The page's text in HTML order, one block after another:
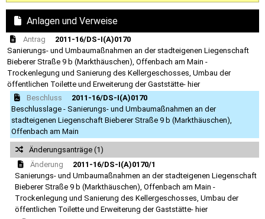
Anlagen und Verweise
Antrag
2011-16/DS-I(A)0170
Sanierungs- und Umbaumaßnahmen an der stadteigenen Liegenschaft
Bieberer Straße 9 b (Markthäuschen), Offenbach am Main -
Trockenlegung und Sanierung des Kellergeschosses, Umbau der
öffentlichen Toilette und Erweiterung der Gaststätte- hier
Beschluss
2011-16/DS-I(A)0170
Beschlusslage - Sanierungs- und Umbaumaßnahmen an der
stadteigenen Liegenschaft Bieberer Straße 9 b (Markthäuschen),
Offenbach am Main
Änderungsanträge (1)
Änderung
2011-16/DS-I(A)0170/1
Sanierungs- und Umbaumaßnahmen an der stadteigenen Liegenschaft
Bieberer Straße 9 b (Markthäuschen), Offenbach am Main -
Trockenlegung und Sanierung des Kellergeschosses, Umbau der
öffentlichen Toilette und Erweiterung der Gaststätte- hier